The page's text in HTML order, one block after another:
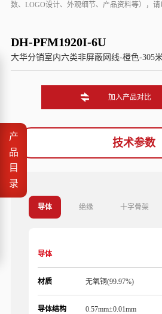
数、LOGO设计、外观细节、产品资料等），请
DH-PFM1920I-6U
大华分销室内六类非屏蔽网线-橙色-305
加入产品对比
技术参数
导体 绝缘 十字骨架
导体
材质 无氧铜(99.97%)
导体结构 0.57mm±0.01mm
产
品
目
录